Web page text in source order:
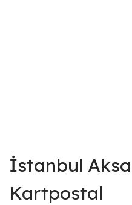
İstanbul
Kartpostal